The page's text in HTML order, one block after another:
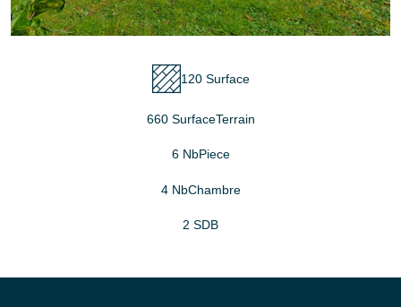
120 Surface
660 SurfaceTerrain
6 NbPiece
4 NbChambre
2 SDB